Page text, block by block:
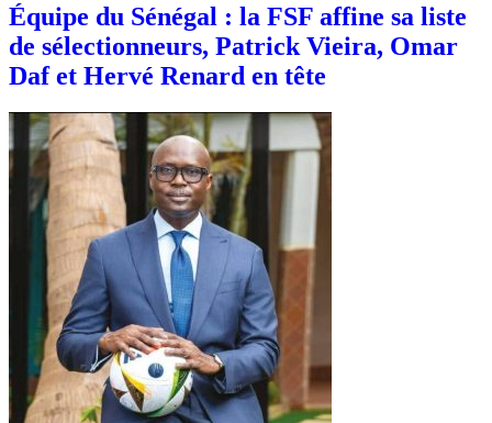
Équipe du Sénégal : la FSF affine sa liste
de sélectionneurs, Patrick Vieira, Omar
Daf et Hervé Renard en tête